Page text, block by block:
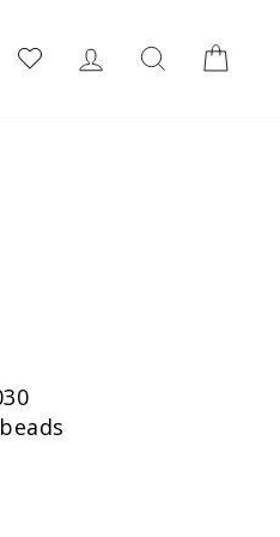
EINLOGGEN
SUCHE